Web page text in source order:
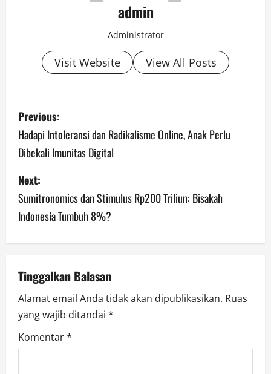
admin
Administrator
Visit Website View All Posts
P
o
s
t
n
a
i
g
a
Previous:
Hadapi Intoleransi dan Radikalisme Online, Anak Perlu
Dibekali Imunitas Digital
Next:
Sumitronomics dan Stimulus Rp200 Triliun: Bisakah
Indonesia Tumbuh 8%?
Tinggalkan Balasan
Alamat email Anda tidak akan dipublikasikan. Ruas
yang wajib ditandai *
Komentar*